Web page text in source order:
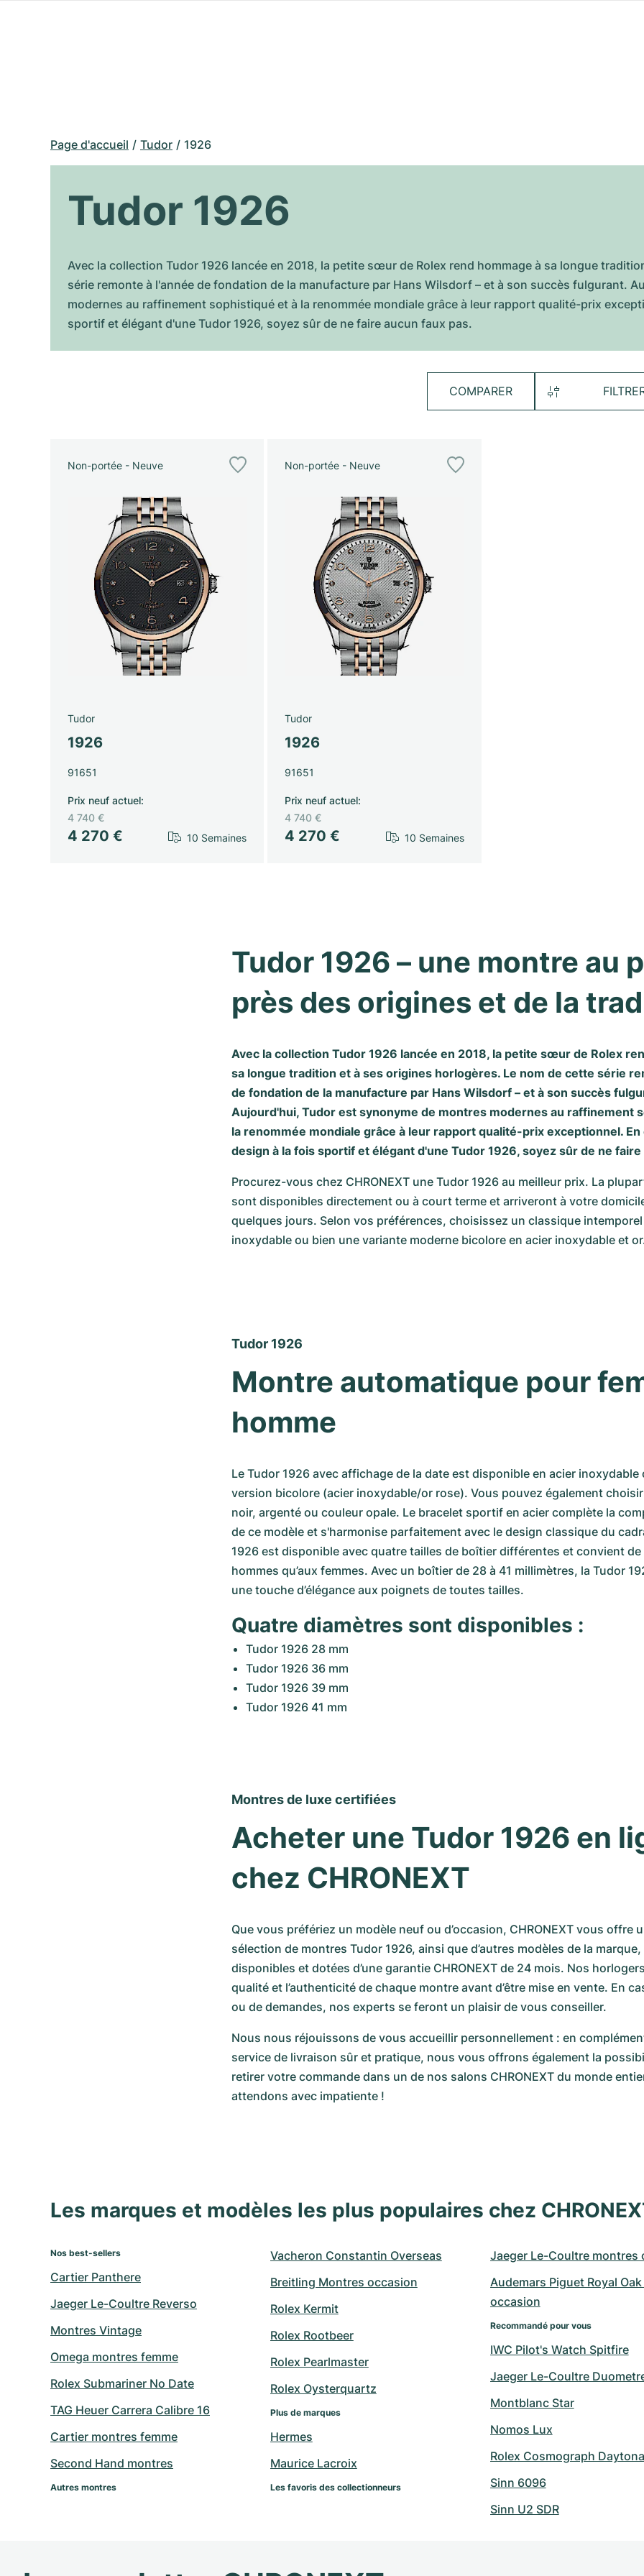
Page d'accueil Tudor 1926
Tudor 1926
Avec la collection Tudor 1926 lancée en 2018, la petite sœur de Rolex rend hommage à sa longue
série remonte à l'année de fondation de la manufacture par Hans Wilsdorf – et à son succès fulgurant.
modernes au raffinement sophistiqué et à la renommée mondiale grâce à leur rapport qualité-prix
sportif et élégant d'une Tudor 1926, soyez sûr de ne faire aucun faux pas.
COMPARER
Non-portée - Neuve
Tudor
1926
91651
4 270 €
Prix neuf actuel:
4 740 €
10 Semaines
Non-portée - Neuve
Tudor
1926
91651
4 270 €
Prix neuf actuel:
4 740 €
10 Semaines
Tudor 1926 – une montre au
près des origines et de la
Avec la collection Tudor 1926 lancée en 2018, la petite sœur de Rolex
sa longue tradition et à ses origines horlogères. Le nom de cette série
de fondation de la manufacture par Hans Wilsdorf – et à son succès
Aujourd'hui, Tudor est synonyme de montres modernes au raffinement
la renommée mondiale grâce à leur rapport qualité-prix exceptionnel.
design à la fois sportif et élégant d'une Tudor 1926, soyez sûr de ne
Procurez-vous chez CHRONEXT une Tudor 1926 au meilleur prix. La
sont disponibles directement ou à court terme et arriveront à votre
quelques jours. Selon vos préférences, choisissez un classique
inoxydable ou bien une variante moderne bicolore en acier inoxydable et
Tudor 1926
Montre automatique pour
homme
Le Tudor 1926 avec affichage de la date est disponible en acier inoxydable
version bicolore (acier inoxydable/or rose). Vous pouvez également
noir, argenté ou couleur opale. Le bracelet sportif en acier complète la
de ce modèle et s'harmonise parfaitement avec le design classique du
1926 est disponible avec quatre tailles de boîtier différentes et convient
hommes qu’aux femmes. Avec un boîtier de 28 à 41 millimètres, la Tudor
une touche d’élégance aux poignets de toutes tailles.
Quatre diamètres sont disponibles :
Tudor 1926 28 mm
Tudor 1926 36 mm
Tudor 1926 39 mm
Tudor 1926 41 mm
Montres de luxe certifiées
Acheter une Tudor 1926 en
chez CHRONEXT
Que vous préfériez un modèle neuf ou d’occasion, CHRONEXT vous offre
sélection de montres Tudor 1926, ainsi que d’autres modèles de la
disponibles et dotées d’une garantie CHRONEXT de 24 mois. Nos
qualité et l’authenticité de chaque montre avant d’être mise en vente. En
ou de demandes, nos experts se feront un plaisir de vous conseiller.
Nous nous réjouissons de vous accueillir personnellement : en
service de livraison sûr et pratique, nous vous offrons également la
retirer votre commande dans un de nos salons CHRONEXT du monde
attendons avec impatiente !
Les marques et modèles les plus populaires chez
Nos best-sellers
Cartier Panthere
Jaeger Le-Coultre Reverso
Montres Vintage
Omega montres femme
Rolex Submariner No Date
TAG Heuer Carrera Calibre 16
Cartier montres femme
Second Hand montres
Autres montres
Vacheron Constantin Overseas
Breitling Montres occasion
Rolex Kermit
Rolex Rootbeer
Rolex Pearlmaster
Rolex Oysterquartz
Plus de marques
Hermes
Maurice Lacroix
Les favoris des collectionneurs
Jaeger Le-Coultre montres
Audemars Piguet Royal
occasion
Recommandé pour vous
IWC Pilot's Watch Spitfire
Jaeger Le-Coultre
Montblanc Star
Nomos Lux
Rolex Cosmograph
Sinn 6096
Sinn U2 SDR